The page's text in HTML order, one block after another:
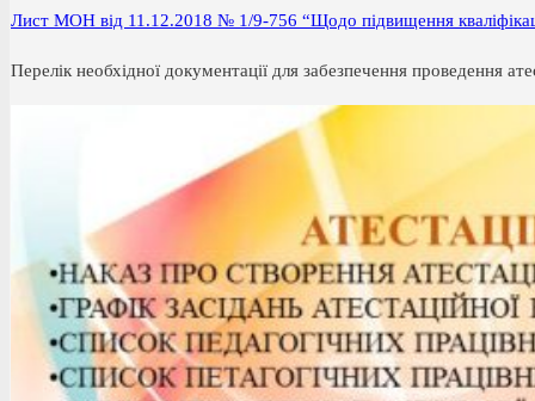
Лист МОН від 11.12.2018 № 1/9-756 “Щодо підвищення
Перелік необхідної документації для забезпечення проведення